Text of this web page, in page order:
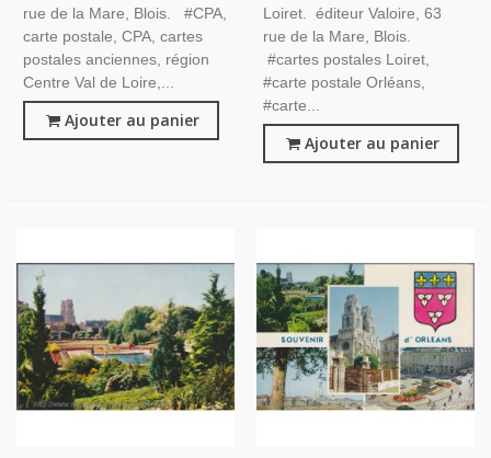
rue de la Mare, Blois. #CPA,
carte postale, CPA, cartes
postales anciennes, région
Centre Val de Loire,...
Ajouter au panier
Loiret. éditeur Valoire, 63
rue de la Mare, Blois.
#cartes postales Loiret,
#carte postale Orléans,
#carte...
Ajouter au panier